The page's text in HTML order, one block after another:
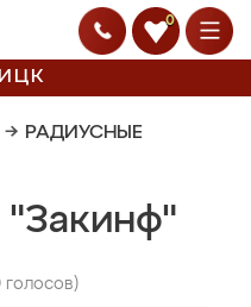
0
→ РАДИУСНЫЕ
голосов)